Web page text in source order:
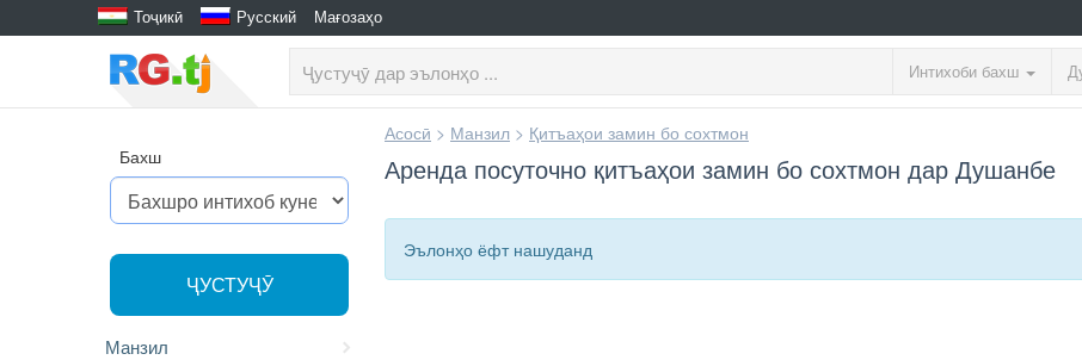
Тоҷикӣ Русский Мағозаҳо
Интихоби бахш
Бахш
ҶУСТУҶӮ
Манзил
Асосӣ > Манзил > Қитъаҳои замин бо сохтмон
Аренда посуточно қитъаҳои замин бо сохтмон дар Душанбе
Эълонҳо ёфт нашуданд